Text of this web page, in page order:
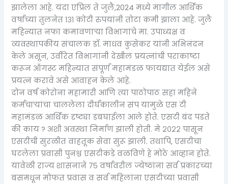
झालेला आहे. यंदा एप्रिल ते जुलै,2024 मध्ये मागील आर्थिक
वर्षाच्या तुलनेत १३१ कोटी रुपयांनी तोटा कमी झाला आहे. जुलै
महिन्यात नफा कमावणाऱ्या विभागांचे मा. उपाध्यक्ष व
व्यवस्थापकीय संचालक डॉ. माधव कुसेकर यांनी अभिनंदन
केले असून, उर्वरित विभागांनी देखील प्रयत्नांची पराकाष्टा
करून ऑगस्ट महिन्यात संपूर्ण महामंडळ फायद्यात येईल असे
प्रयत्न करावे असे आवाहन केले आहे.
दोन वर्ष कोरोना महामारी आणि त्या पाठोपाठ सहा महिने
कर्मचाऱ्यांचा चाललेला दीर्घकालीन संप यामुळे एस टी
महामंडळ आर्थिक दृष्ट्या डबघाईला आले होते. एसटी बंद पडते
की काय ? अशी अवस्था निर्माण झाली होती. मे २०२२ पासून
एसटीची सुरळीत वाहतूक सेवा सुरू झाली. तथापि, एसटीचा
घटलेला प्रवासी पुनश्च एसटीकडे वळविणे हे मोठे आव्हान होते.
यावेळी राज्य शासनाने ७५ वर्षावरील ज्येष्ठांना सर्व प्रकारच्या
बसमधून मोफत प्रवास व सर्व महिलांना एसटीच्या प्रवासी